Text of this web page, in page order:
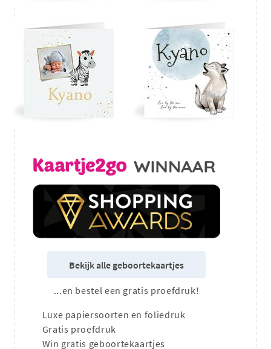
Bekijk alle geboortekaartjes
...en bestel een gratis proefdruk!
Luxe papiersoorten en foliedruk
Gratis proefdruk
Win gratis geboortekaartjes